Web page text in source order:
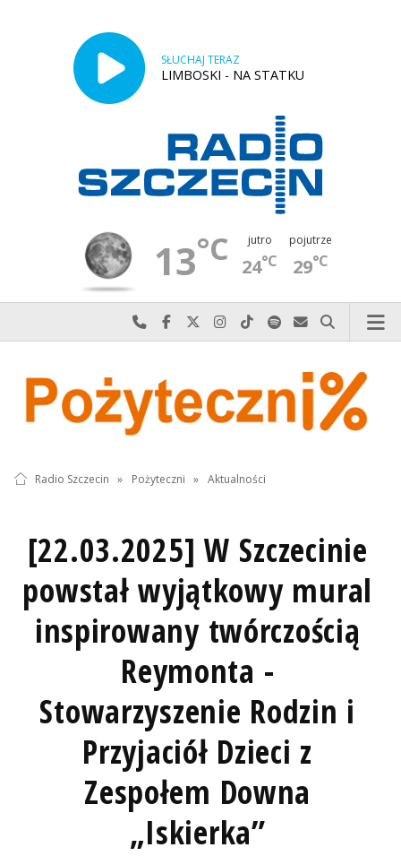
SŁUCHAJ TERAZ
LIMBOSKI - NA STATKU
13°C jutro
24°C
pojutrze
29°C
Najlepiej po prostu do nas zadzwoń
Odwiedź nas na Facebook-u
Odwiedź nas na X
Odwiedź nas na Instagram-ie
Odwiedź nas na TikTok-u
Szukaj nas na Spotify
Wyślij do nas
Szukaj
Radio Szczecin » Pożyteczni » Aktualności
[22.03.2025] W Szczecinie
powstał wyjątkowy mural
inspirowany twórczością
Reymonta -
Stowarzyszenie Rodzin i
Przyjaciół Dzieci z
Zespołem Downa
„Iskierka”